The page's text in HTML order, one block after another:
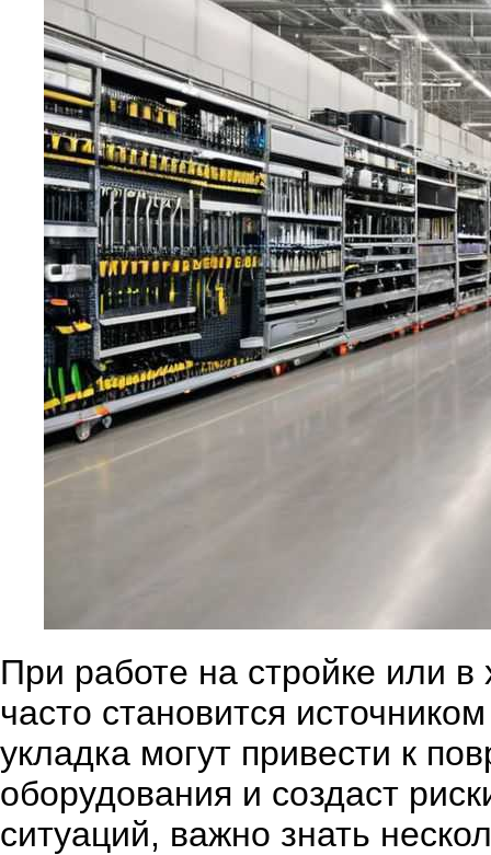
При работе на стройке или в
часто становится
укладка могут привести к
оборудования и создаст
ситуаций, важно знать